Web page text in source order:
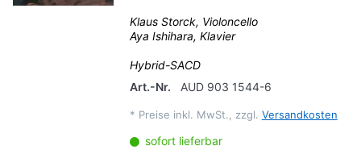
Klaus Storck, Violoncello
Aya Ishihara, Klavier
Hybrid-SACD
Art.-Nr.
AUD 903 1544-6
* Preise inkl. MwSt., zzgl. Versandkosten
sofort lieferbar